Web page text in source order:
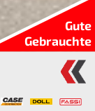
Gute
Gebrauchte